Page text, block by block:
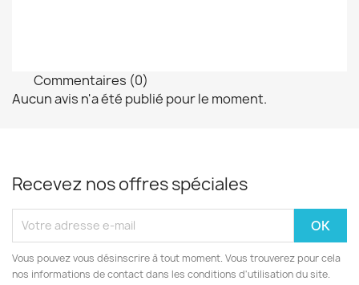
Commentaires (0)
Aucun avis n'a été publié pour le moment.
Recevez nos offres spéciales
Vous pouvez vous désinscrire à tout moment. Vous trouverez pour cela
nos informations de contact dans les conditions d'utilisation du site.